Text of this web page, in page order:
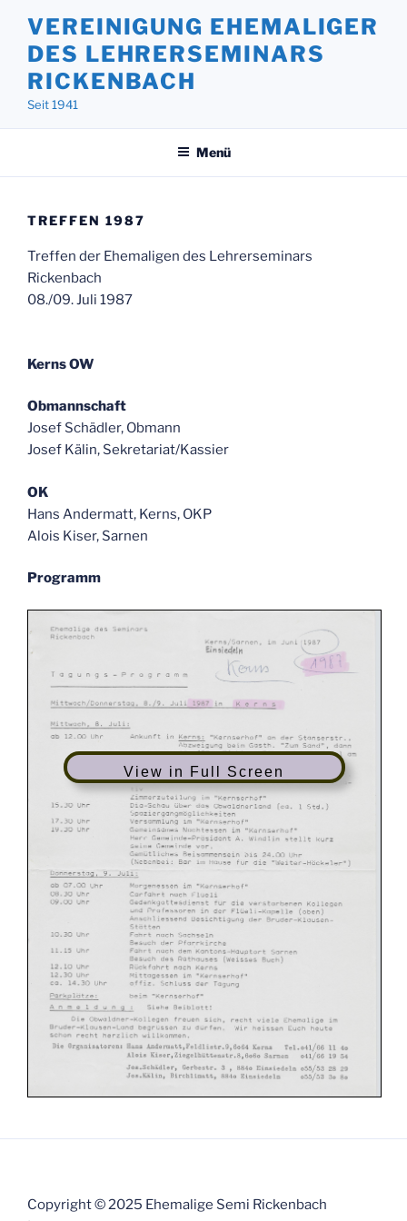
Inhalt
springen
VEREINIGUNG EHEMALIGER
DES LEHRERSEMINARS
RICKENBACH
Seit 1941
Menü
TREFFEN 1987
Treffen der Ehemaligen des Lehrerseminars
Rickenbach
08./09. Juli 1987
Kerns OW
Obmannschaft
Josef Schädler, Obmann
Josef Kälin, Sekretariat/Kassier
OK
Hans Andermatt, Kerns, OKP
Alois Kiser, Sarnen
Programm
View in Full Screen
Copyright © 2025 Ehemalige Semi Rickenbach